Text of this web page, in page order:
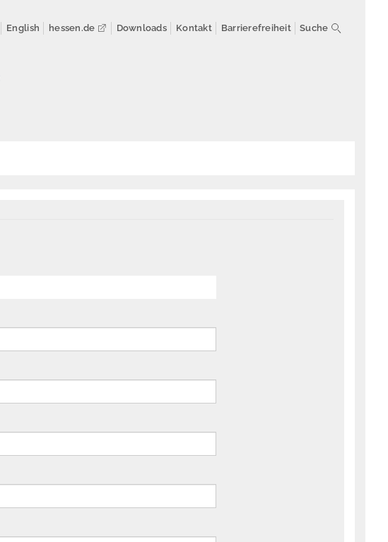
English hessen.de Downloads Kontakt Barrierefreiheit Suche